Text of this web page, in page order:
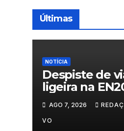
Últimas
NOTÍCIA
Despiste de
ligeira na
cruzamento
do Pinhal
AGO 7, 2026
VO